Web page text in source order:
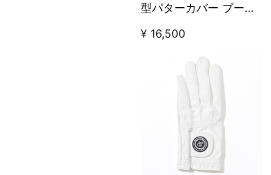
型パターカバー ブーツ
ェック
¥ 16,500